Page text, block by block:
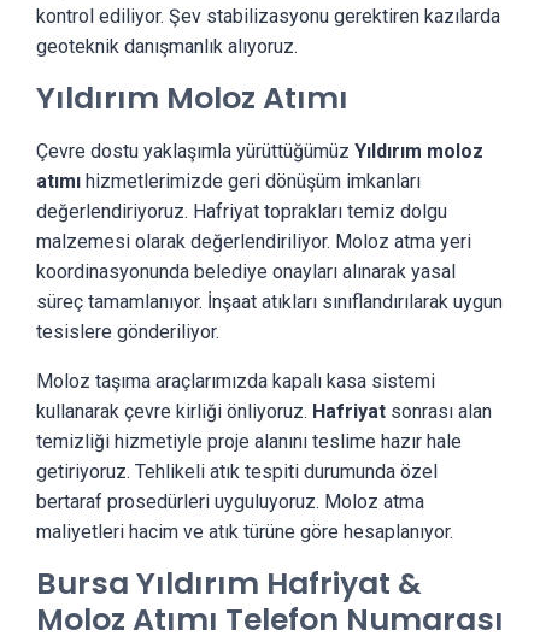
kontrol ediliyor. Şev stabilizasyonu gerektiren kazılarda
geoteknik danışmanlık alıyoruz.
Yıldırım Moloz Atımı
Çevre dostu yaklaşımla yürüttüğümüz Yıldırım moloz
atımı hizmetlerimizde geri dönüşüm imkanları
değerlendiriyoruz. Hafriyat toprakları temiz dolgu
malzemesi olarak değerlendiriliyor. Moloz atma yeri
koordinasyonunda belediye onayları alınarak yasal
süreç tamamlanıyor. İnşaat atıkları sınıflandırılarak uygun
tesislere gönderiliyor.
Moloz taşıma araçlarımızda kapalı kasa sistemi
kullanarak çevre kirliği önliyoruz. Hafriyat sonrası alan
temizliği hizmetiyle proje alanını teslime hazır hale
getiriyoruz. Tehlikeli atık tespiti durumunda özel
bertaraf prosedürleri uyguluyoruz. Moloz atma
maliyetleri hacim ve atık türüne göre hesaplanıyor.
Bursa Yıldırım Hafriyat &
Moloz Atımı Telefon Numarası